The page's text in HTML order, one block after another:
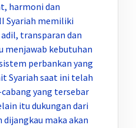
harmoni dan
Syariah memiliki
transparan dan
menjawab kebutuhan
perbankan yang
Syariah saat ini telah
yang tersebar
itu dukungan dari
dijangkau maka akan